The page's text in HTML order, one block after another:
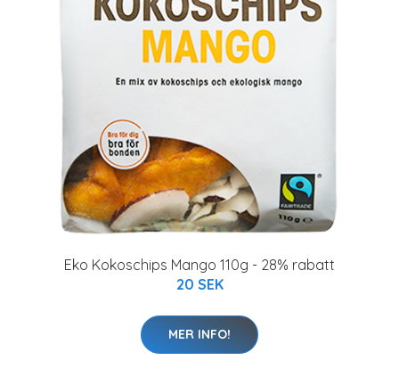
Eko Kokoschips Mango 110g - 28% rabatt
20 SEK
MER INFO!